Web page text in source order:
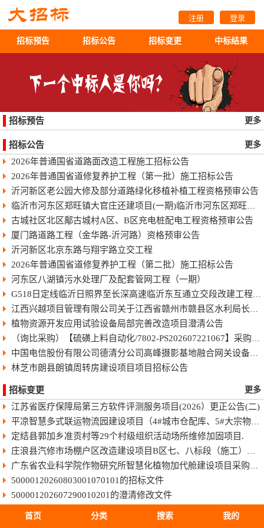
注册 登录
招标预告 招标公告 招标变更 中标结果
招标预告 更多
招标公告 更多
2026年普通国省道路面改造工程施工招标公告
2026年普通国省道修复养护工程（第一批）施工招标公告
沂河新区老公园大修及部分道路绿化移植补植工程资格预审公告
临沂市河东区郑旺镇大官庄还建项目(一期)临沂市河东区郑旺镇大官庄还建项目（一期）
古城社区北区鄅古城村A区、B区充电桩配电工程资格预审公告
厦门路道路工程（金华路-沂河路）资格预审公告
沂河新区北京东路与翔宇路立交工程
2026年普通国省道修复养护工程（第二批）施工招标公告
河东区八湖镇污水处理厂及配套管网工程（一期）
G518日定线临沂日照界至长深高速临沂东互通立交段改建工程快速化智慧公路施工招标公告
江西兴越项目管理有限公司关于江西省赣州市赣县区水利局长臂型中型蓝藻打捞干化一体船采购（项目编号：JXXY2026-GX-J002）的电子化竞争性谈判公告
植物资源开发应用试验设备局部完善改造项目澄清公告
（询比采购）【硫磺上料自动化/7802-PS202607221067】采购变更公告（第8号）
中国电信股份有限公司德清分公司高峰摄影基地融合网关设备采购项目-终止公告
林芝市朗县朗镇周转房建设项目项目招标公告
招标变更 更多
江苏省医疗保障局第三方软件评测服务项目(2026）更正公告(二)
平凉智慧多式联运物流园建设项目（4#城市仓配库、5#大宗物资库、场地强夯及地基处理）监理招标文件
定结县郭加乡准贡村等29个村级组织活动场所维修加固项目.
庄浪县汽修市场棚户区改造建设项目B区七、八标段（施工）招标文件
广东省农业科学院作物研究所智慧化植物加代舱建设项目采购更正公告（第一次）
50000120260803001070101的招标文件
500001202607290010201的澄清修改文件
50011420260806025010101的招标文件
首页 分类 搜索 我的